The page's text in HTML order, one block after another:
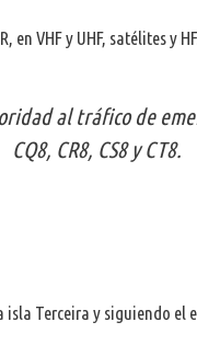
VHF y UHF, satélites y HF.
al tráfico de
CQ8, CR8, CS8 y CT8.
isla Terceira y siguiendo